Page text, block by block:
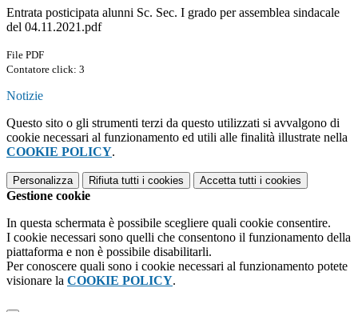
Entrata posticipata alunni Sc. Sec. I grado per assemblea sindacale
del 04.11.2021.pdf
File PDF
Contatore click: 3
Notizie
Questo sito o gli strumenti terzi da questo utilizzati si avvalgono di
cookie necessari al funzionamento ed utili alle finalità illustrate nella
COOKIE POLICY.
Personalizza Rifiuta tutti i cookies Accetta tutti i cookies
Gestione cookie
In questa schermata è possibile scegliere quali cookie consentire.
I cookie necessari sono quelli che consentono il funzionamento della
piattaforma e non è possibile disabilitarli.
Per conoscere quali sono i cookie necessari al funzionamento potete
visionare la COOKIE POLICY.